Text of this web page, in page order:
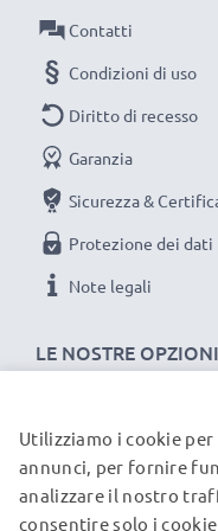
Materiale del
Collegamento 1: 8
Collegamento 2: USB
Versione: 2.0
Velocità di
Lunghezza Cavo:
Colore: nero
Un cavo usb dati /
subtel significa
anni di garanzia
LE NOSTRE
Contatti
Condizioni di uso
Diritto di recesso
Garanzia
Sicurezza &
Protezione dei dati
Note legali
I NOSTRI PARTNER
Utilizziamo i cookie
annunci, per fornire
analizzare il nostro
consentire solo i